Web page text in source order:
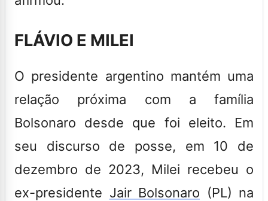
FLÁVIO E MILEI
O presidente argentino mantém uma
relação próxima com a família
Bolsonaro desde que foi eleito. Em
seu discurso de posse, em 10 de
dezembro de 2023, Milei recebeu o
ex-presidente Jair Bolsonaro (PL) na